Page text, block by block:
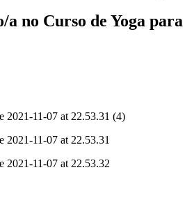
a no Curso de Yoga para